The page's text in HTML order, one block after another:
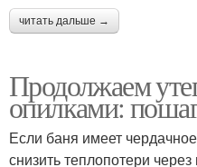
читать дальше →
Продолжаем
опилками:
Если баня имеет
снизить теплопотери